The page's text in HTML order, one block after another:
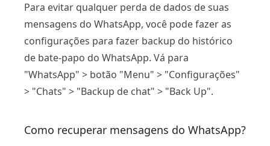
Para evitar qualquer perda de dados de suas
mensagens do WhatsApp, você pode fazer as
configurações para fazer backup do histórico
de bate-papo do WhatsApp. Vá para
"WhatsApp" > botão "Menu" > "Configurações"
> "Chats" > "Backup de chat" > "Back Up".
Como recuperar mensagens do WhatsApp?